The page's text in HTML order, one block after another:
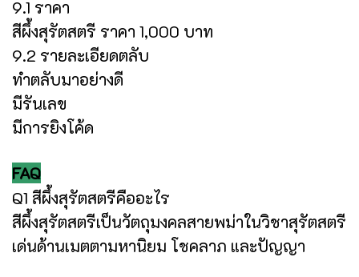
9.1 ราคา
สีผึ้งสุรัตสตรี ราคา 1,000 บาท
9.2 รายละเอียดตลับ
ทำตลับมาอย่างดี
มีรันเลข
มีการยิงโค้ด
FAQ
Q1 สีผึ้งสุรัตสตรีคืออะไร
สีผึ้งสุรัตสตรีเป็นวัตถุมงคลสายพม่าในวิชาสุรัตสตรี
เด่นด้านเมตตามหานิยม โชคลาภ และปัญญา